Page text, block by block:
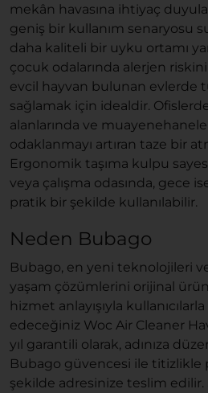
mekân havasına ihtiyaç
geniş bir kullanım senaryosu
daha kaliteli bir uyku ortamı
çocuk odalarında alerjen
evcil hayvan bulunan evlerde
sağlamak için idealdir.
alanlarında ve
odaklanmayı artıran taze bir
Ergonomik taşıma kulpu
veya çalışma odasında, gece
pratik bir şekilde kullanılabilir.
Neden Bubago
Bubago, en yeni teknolojileri
yaşam çözümlerini orijinal
hizmet anlayışıyla
edeceğiniz Woc Air Cleaner
yıl garantili olarak, adınıza
Bubago güvencesi ile titizlikle
şekilde adresinize teslim edilir.